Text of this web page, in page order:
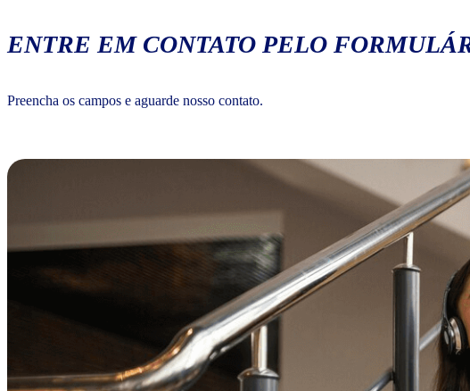
ENTRE EM CONTATO PELO
Preencha os campos e aguarde nosso contato.